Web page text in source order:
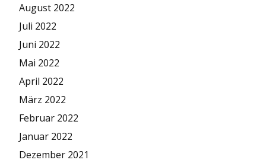
August 2022
Juli 2022
Juni 2022
Mai 2022
April 2022
März 2022
Februar 2022
Januar 2022
Dezember 2021